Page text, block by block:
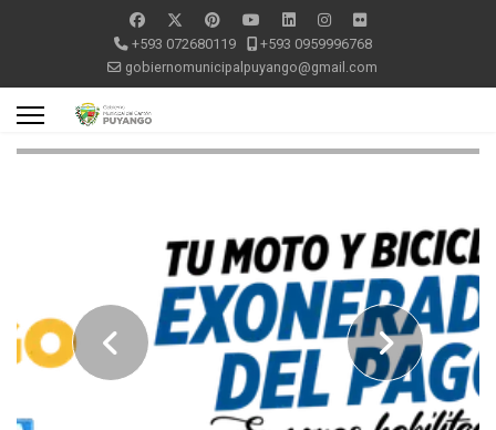
+593 072680119
+593 0959996768
gobiernomunicipalpuyango@gmail.com